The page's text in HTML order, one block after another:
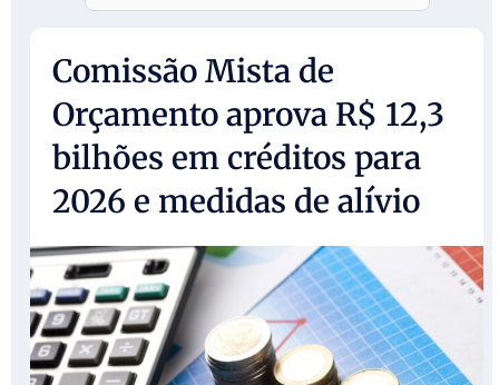
Comissão Mista de
Orçamento aprova R$ 12,3
bilhões em créditos para
2026 e medidas de alívio